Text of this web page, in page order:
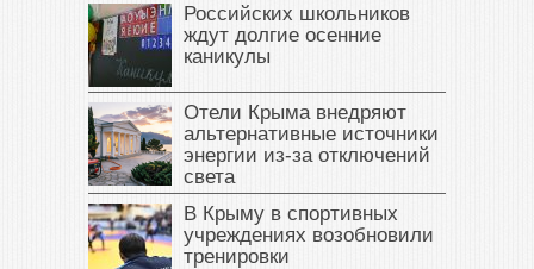
Российских школьников
ждут долгие осенние
каникулы
Отели Крыма внедряют
альтернативные источники
энергии из-за отключений
света
В Крыму в спортивных
учреждениях возобновили
тренировки